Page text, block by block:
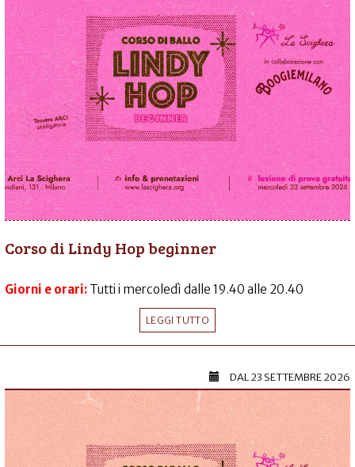
Corso di Lindy Hop beginner
Giorni e orari: Tutti i mercoledì dalle 19.40 alle 20.40
LEGGI TUTTO
DAL23 SETTEMBRE 2026